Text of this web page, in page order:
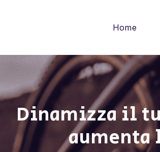
Home
Dinamizza il